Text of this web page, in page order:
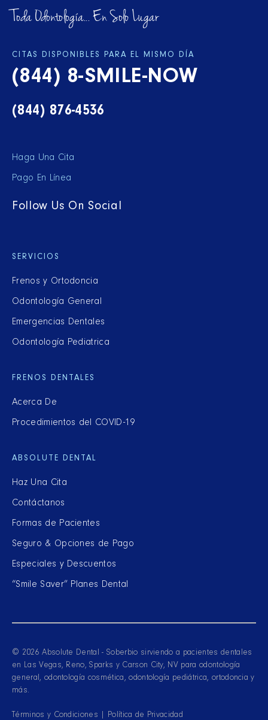
Toda Odontología... En Solo Lugar
CITAS DISPONIBLES PARA EL MISMO DÍA
(844) 8-SMILE-NOW
(844) 876-4536
Haga Una Cita
Pago En Línea
Follow Us On Social
SERVICIOS
Frenos y Ortodoncia
Odontología General
Emergencias Dentales
Odontología Pediatrica
FRENOS DENTALES
Acerca De
Procedimientos del COVID-19
ABSOLUTE DENTAL
Haz Una Cita
Contáctanos
Formas de Pacientes
Seguro & Opciones de Pago
Especiales y Descuentos
“Smile Saver” Planes Dental
© 2026 Absolute Dental - Soberbio sirviendo a pacientes dentales
en Las Vegas, Reno, Sparks y Carson City, NV para odontología
general, odontología cosmética, odontología pediátrica, ortodoncia y
más.
Términos y Condiciones Política de Privacidad